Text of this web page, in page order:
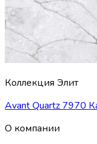
Коллекция Элит
Avant Quartz 7970
О компании